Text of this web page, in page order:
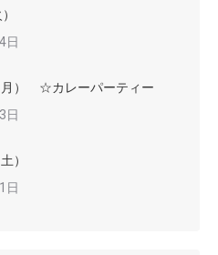
日
月） ☆カレーパーティー
日
）
日